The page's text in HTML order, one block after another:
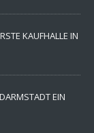
KAUFHALLE IN
EIN